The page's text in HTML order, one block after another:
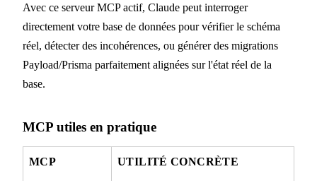
Avec ce serveur MCP actif, Claude peut interroger
directement votre base de données pour vérifier le schéma
réel, détecter des incohérences, ou générer des migrations
Payload/Prisma parfaitement alignées sur l'état réel de la
base.
MCP utiles en pratique
MCP UTILITÉ CONCRÈTE